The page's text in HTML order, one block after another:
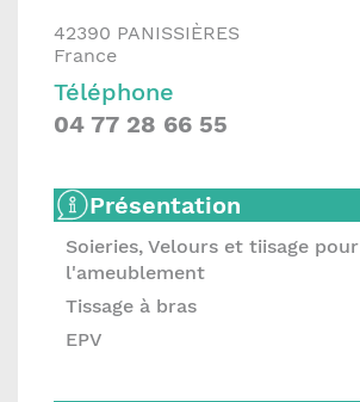
42390 PANISSIÈRES
France
Téléphone
04 77 28 66 55
Présentation
Soieries, Velours et tiisage pour
l'ameublement
Tissage à bras
EPV